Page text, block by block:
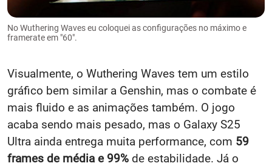
No Wuthering Waves eu coloquei as configurações no máximo e
framerate em "60".
Visualmente, o Wuthering Waves tem um estilo
gráfico bem similar a Genshin, mas o combate é
mais fluido e as animações também. O jogo
acaba sendo mais pesado, mas o Galaxy S25
Ultra ainda entrega muita performance, com 59
frames de média e 99% de estabilidade. Já o